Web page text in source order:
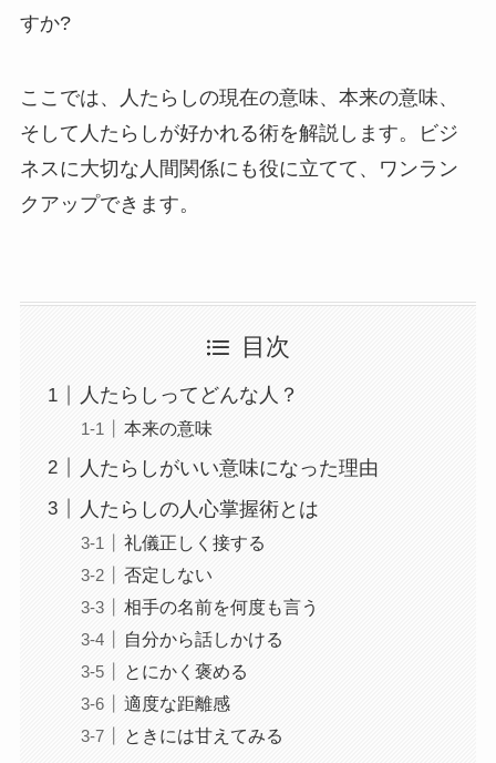
すか?
ここでは、人たらしの現在の意味、本来の意味、
そして人たらしが好かれる術を解説します。ビジ
ネスに大切な人間関係にも役に立てて、ワンラン
クアップできます。
目次
人たらしってどんな人？
本来の意味
人たらしがいい意味になった理由
人たらしの人心掌握術とは
礼儀正しく接する
否定しない
相手の名前を何度も言う
自分から話しかける
とにかく褒める
適度な距離感
ときには甘えてみる